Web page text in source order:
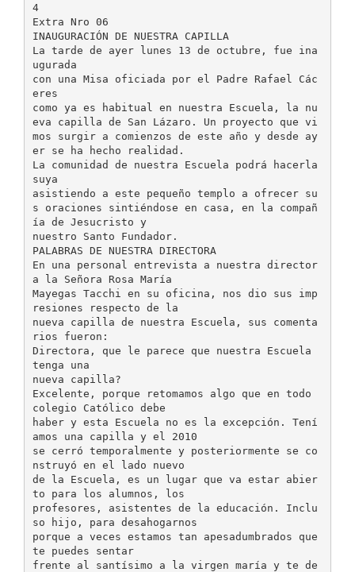
4
Extra Nro 06
INAUGURACIÓN DE NUESTRA CAPILLA
La tarde de ayer lunes 13 de octubre, fue ina
ugurada
con una Misa oficiada por el Padre Rafael Các
eres
como ya es habitual en nuestra Escuela, la nu
eva capilla de San Lázaro. Un proyecto que vi
mos surgir a comienzos de este año y desde ay
er se ha hecho realidad.
La comunidad de nuestra Escuela podrá hacerla
suya
asistiendo a este pequeño templo a ofrecer su
s oraciones sintiéndose en casa, en la compañ
ía de Jesucristo y
nuestro Santo Fundador.
PALABRAS DE NUESTRA DIRECTORA
En una personal entrevista a nuestra director
a la Señora Rosa María
Mayegas Tacchi en su oficina, nos dio sus imp
resiones respecto de la
nueva capilla de nuestra Escuela, sus comenta
rios fueron:
Directora, que le parece que nuestra Escuela
tenga una
nueva capilla?
Excelente, porque retomamos algo que en todo
colegio Católico debe
haber y esta Escuela no es la excepción. Tení
amos una capilla y el 2010
se cerró temporalmente y posteriormente se co
nstruyó en el lado nuevo
de la Escuela, es un lugar que va estar abier
to para los alumnos, los
profesores, asistentes de la educación. Inclu
so hijo, para desahogarnos
porque a veces estamos tan apesadumbrados que
te puedes sentar
frente al santísimo a la virgen maría y te de